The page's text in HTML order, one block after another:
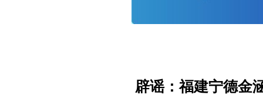
辟谣：福建宁德金